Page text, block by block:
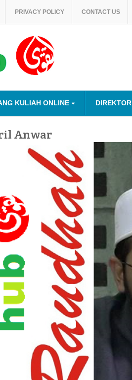
PRIVACY POLICY CONTACT US
KULIAH ONLINE
Anwar